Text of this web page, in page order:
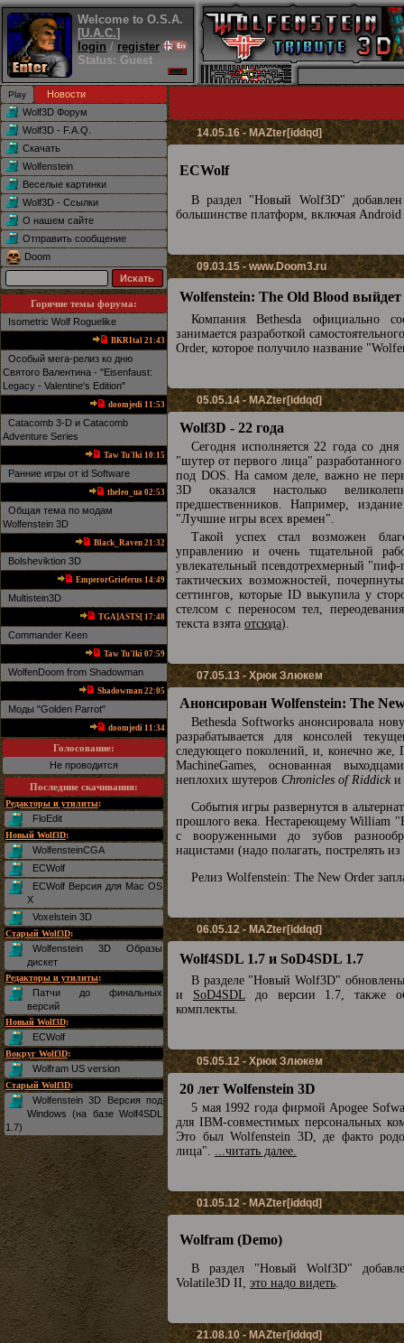
Welcome to O.S.A.
[U.A.C.]
login / register
Status: Guest
Новости
Wolf3D Форум
Wolf3D - F.A.Q.
Скачать
Wolfenstein
Веселые картинки
Wolf3D - Ссылки
О нашем сайте
Отправить сообщение
Doom
Горячие темы форума:
Isometric Wolf Roguelike
BKRItal 21:43
Особый мега-релиз ко дню
Святого Валентина - "Eisenfaust:
Legacy - Valentine's Edition"
doomjedi 11:53
Catacomb 3-D и Catacomb
Adventure Series
Taw Tu'lki 10:15
Ранние игры от id Software
theleo_ua 02:53
Общая тема по модам
Wolfenstein 3D
Black_Raven 21:32
Bolsheviktion 3D
EmperorGrieferus 14:49
Multistein3D
TGA]ASTS[ 17:48
Commander Keen
Taw Tu'lki 07:59
WolfenDoom from Shadowman
Shadowman 22:05
Mоды "Golden Parrot"
doomjedi 11:34
Голосование:
Не проводится
Последние скачивания:
Редакторы и утилиты:
FloEdit
Новый Wolf3D:
WolfensteinCGA
ECWolf
ECWolf Версия для Mac OS
X
Voxelstein 3D
Старый Wolf3D:
Wolfenstein 3D Образы
дискет
Редакторы и утилиты:
Патчи до финальных
версий
Новый Wolf3D:
ECWolf
Вокруг Wolf3D:
Wolfram US version
Старый Wolf3D:
Wolfenstein 3D Версия под
Windows (на базе Wolf4SDL
1.7)
14.05.16 - MAZter[iddqd]
ECWolf
В раздел "Новый Wolf3D"
большинстве платформ, включая Android
09.03.15 -www.Doom3.ru
Wolfenstein: The Old Blood
Компания Bethesda официально
занимается разработкой
Order, которое получило название
05.05.14 - MAZter[iddqd]
Wolf3D - 22 года
Сегодня исполняется 22 года со
"шутер от первого лица"
под DOS. На самом деле, важно не
3D оказался настолько
предшественников. Например,
"Лучшие игры всех времен".
Такой успех стал возможен
управлению и очень тщательной
увлекательный псевдотрехмерный
тактических возможностей,
сеттингов, которые ID выкупила у
стелсом с переносом тел,
текста взята отсюда).
07.05.13 - Хрюк Злюкем
Анонсирован Wolfenstein: The
Bethesda Softworks анонсировала
разрабатывается для консолей
следующего поколений, и, конечно же,
MachineGames, основанная
неплохих шутеров Chronicles of Riddick и
События игры развернутся в
прошлого века. Нестареющему William
с вооруженными до зубов
нацистами (надо полагать, пострелять
Релиз Wolfenstein: The New Order
06.05.12 - MAZter[iddqd]
Wolf4SDL 1.7 и SoD4SDL 1.7
В разделе "Новый Wolf3D"
и SoD4SDLдо версии 1.7, также
комплекты.
05.05.12 - Хрюк Злюкем
20 лет Wolfenstein 3D
5 мая 1992 года фирмой Apogee
для IBM-совместимых персональных
Это был Wolfenstein 3D, де факто
лица". ...читать далее.
01.05.12 - MAZter[iddqd]
Wolfram (Demo)
В раздел "Новый Wolf3D"
Volatile3D II, это надо видеть.
21.08.10 - MAZter[iddqd]